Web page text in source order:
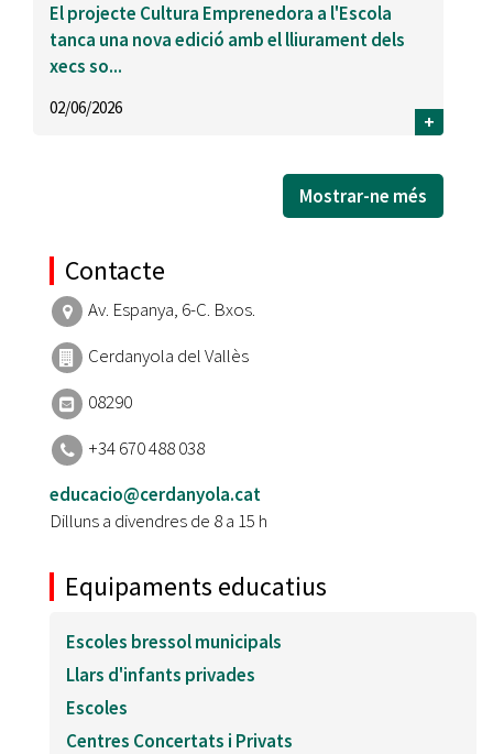
El projecte Cultura Emprenedora a l'Escola
tanca una nova edició amb el lliurament dels
xecs so...
02/06/2026
+
Mostrar-ne més
Contacte
Av. Espanya, 6-C. Bxos.
Cerdanyola del Vallès
08290
+34 670 488 038
educacio@cerdanyola.cat
Dilluns a divendres de 8 a 15 h
Equipaments educatius
Escoles bressol municipals
Llars d'infants privades
Escoles
Centres Concertats i Privats